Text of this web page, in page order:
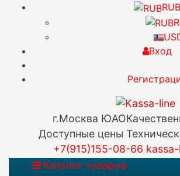
RUB
Вход
г.Москва ЮАО
Доступные цены
+7(915)155-08-66
Каталог товаров